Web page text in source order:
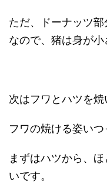
ただ、ドーナッツ
なので、猪は身が小
次はフワとハツを焼
フワの焼ける姿いつ
まずはハツから、
いです。